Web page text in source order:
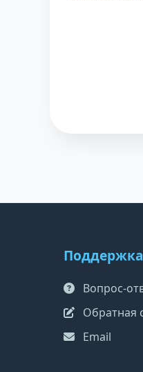
Поддержка
Вопрос-
Обратная
Email